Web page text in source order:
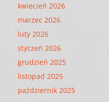
kwiecień 2026
marzec 2026
luty 2026
styczeń 2026
grudzień 2025
listopad 2025
październik 2025